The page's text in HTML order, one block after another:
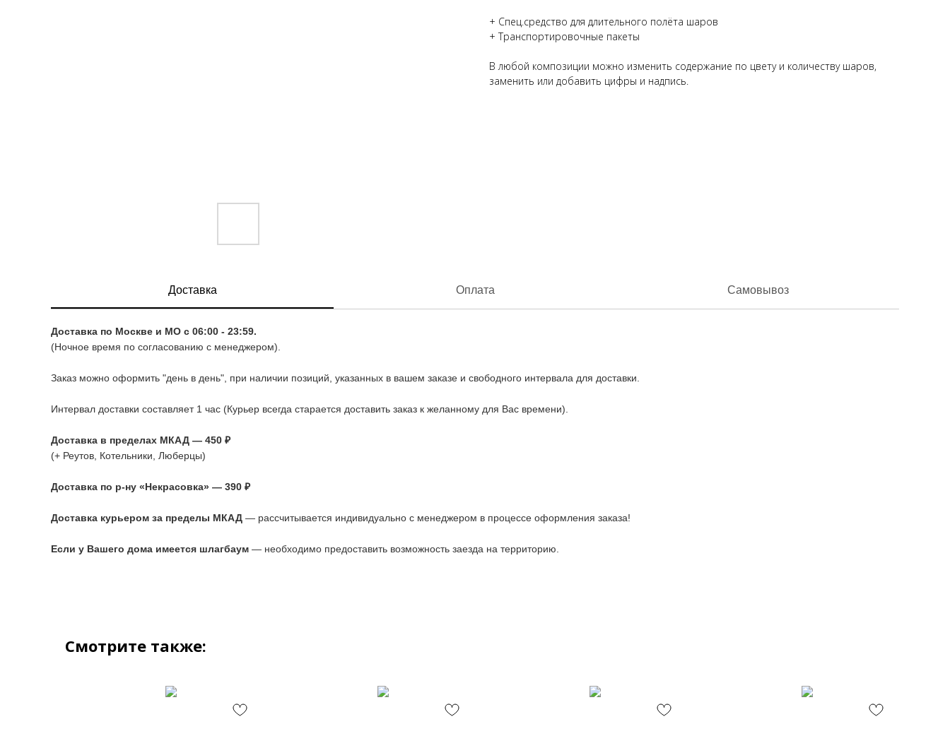
+ Спец.средство для длительного полёта шаров
+ Транспортировочные пакеты
В любой композиции можно изменить содержание по цвету и количеству шаров,
заменить или добавить цифры и надпись.
Доставка Оплата Самовывоз
Доставка по Москве и МО с 06:00 - 23:59.
(Ночное время по согласованию с менеджером).
Заказ можно оформить "день в день", при наличии позиций, указанных в вашем заказе и свободного интервала для доставки.
Интервал доставки составляет 1 час (Курьер всегда старается доставить заказ к желанному для Вас времени).
Доставка в пределах МКАД — 450 ₽
(+ Реутов, Котельники, Люберцы)
Доставка по р-ну «Некрасовка» — 390 ₽
Доставка курьером за пределы МКАД — рассчитывается индивидуально с менеджером в процессе оформления заказа!
Если у Вашего дома имеется шлагбаум — необходимо предоставить возможность заезда на территорию.
Смотрите также: